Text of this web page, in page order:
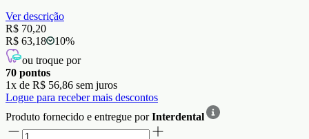
Ver descrição
R$ 70,20
R$ 63,18
10%
ou troque por
70 pontos
1x de R$ 56,86 sem juros
Logue para receber mais descontos
Produto fornecido e entregue porInterdental